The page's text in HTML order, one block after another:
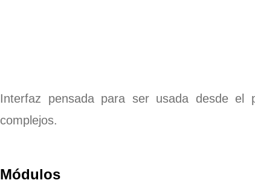
Interfaz pensada para ser usada desde el
complejos.
Módulos